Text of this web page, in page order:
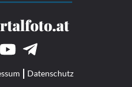
Datenschutz